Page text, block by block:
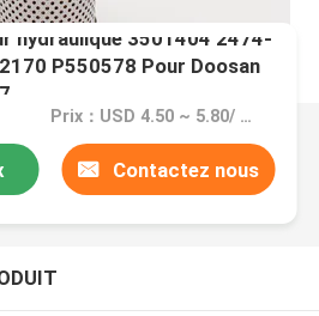
hydraulique 3501404 2474-
P550578 Pour Doosan
Prix：USD 4.50 ~ 5.80/ piece
Contactez nous